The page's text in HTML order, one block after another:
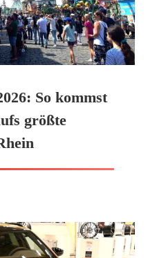
So kommst
größte